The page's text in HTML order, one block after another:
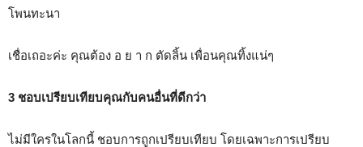
โพนทะนา
เชื่อเถอะค่ะ คุณต้อง อ ย า ก ตัดลิ้น เพื่อนคุณทิ้งแน่ๆ
3 ชอบเปรียบเทียบคุณกับคนอื่นที่ดีกว่า
ไม่มีใครในโลกนี้ ชอบการถูกเปรียบเทียบ โดยเฉพาะการเปรียบ